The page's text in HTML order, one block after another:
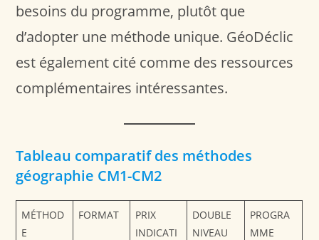
besoins du programme, plutôt que
d’adopter une méthode unique. GéoDéclic
est également cité comme des ressources
complémentaires intéressantes.
Tableau comparatif des méthodes
géographie CM1-CM2
MÉTHOD
E
FORMAT
PRIX
INDICATI
DOUBLE
NIVEAU
PROGRA
MME